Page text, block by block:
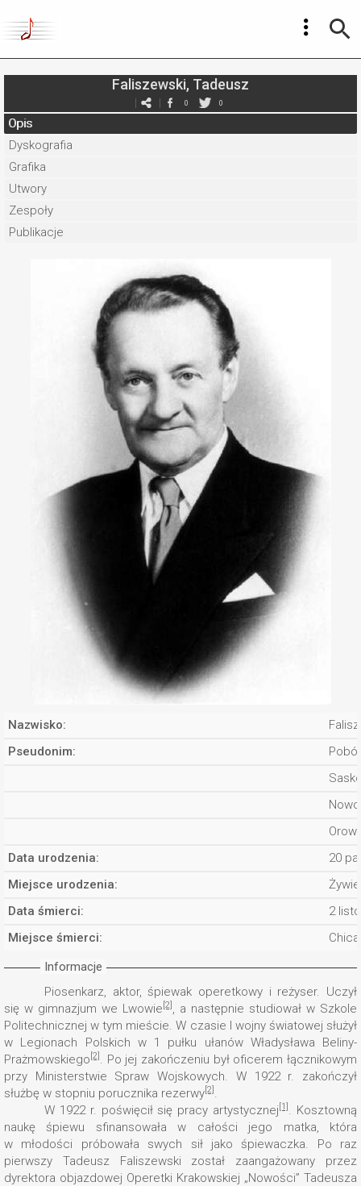
Faliszewski, Tadeusz
0 0
Opis
Dyskografia
Grafika
Utwory
Zespoły
Publikacje
Nazwisko:
Pseudonim:
Data urodzenia:
20
Miejsce urodzenia:
Data śmierci:
2
Miejsce śmierci:
Informacje
Piosenkarz, aktor, śpiewak operetkowy i reżyser. Uczył
się w gimnazjum we Lwowie [2] , a następnie studiował w Szkole
Politechnicznej w tym mieście. W czasie I wojny światowej służył
w Legionach Polskich w 1 pułku ułanów Władysława Beliny-
Prażmowskiego [2] . Po jej zakończeniu był oficerem łącznikowym
przy Ministerstwie Spraw Wojskowych. W 1922 r. zakończył
służbę w stopniu porucznika rezerwy [2] .
W 1922 r. poświęcił się pracy artystycznej [1] . Kosztowną
naukę śpiewu sfinansowała w całości jego matka, która
w młodości próbowała swych sił jako śpiewaczka. Po raz
pierwszy Tadeusz Faliszewski został zaangażowany przez
dyrektora objazdowej Operetki Krakowskiej „Nowości” Tadeusza